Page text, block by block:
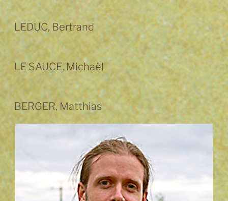
LEDUC, Bertrand
LE SAUCE, Michaël
BERGER, Matthias